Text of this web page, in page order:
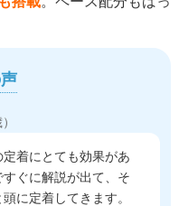
着にとても効果があ
ぐに解説が出て、そ
に定着してきます。